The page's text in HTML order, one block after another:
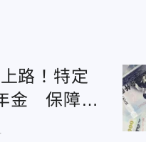
路！特定
金 保障弱